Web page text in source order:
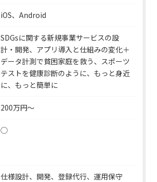
iOS、Android
SDGsに関する新規事業サービスの設
計・開発、アプリ導⼊と仕組みの変化＋
データ計測で貧困家庭を救う、スポーツ
テストを健康診断のように、もっと身近
に、もっと簡単に
200万円〜
◯
仕様設計、開発、登録代行、運用保守